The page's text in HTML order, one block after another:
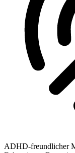
ADHD-freundlicher